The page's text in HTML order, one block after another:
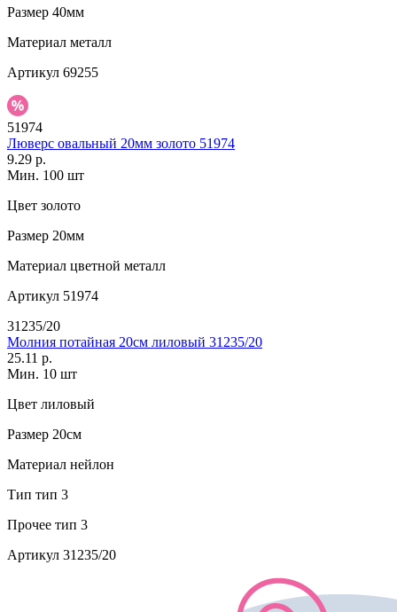
Размер 40мм
Материал металл
Артикул 69255
51974
Люверс овальный 20мм золото 51974
9.29 р.
Мин. 100 шт
Цвет золото
Размер 20мм
Материал цветной металл
Артикул 51974
31235/20
Молния потайная 20см лиловый 31235/20
25.11 р.
Мин. 10 шт
Цвет лиловый
Размер 20см
Материал нейлон
Тип тип 3
Прочее тип 3
Артикул 31235/20